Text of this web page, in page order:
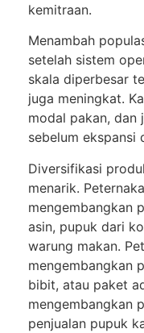
kemitraan.
Menambah
setelah sistem
skala diperbesar
juga meningkat.
modal pakan, dan
sebelum ekspansi
Diversifikasi
menarik.
mengembangkan
asin, pupuk dari
warung makan.
mengembangkan
bibit, atau paket
mengembangkan
penjualan pupuk